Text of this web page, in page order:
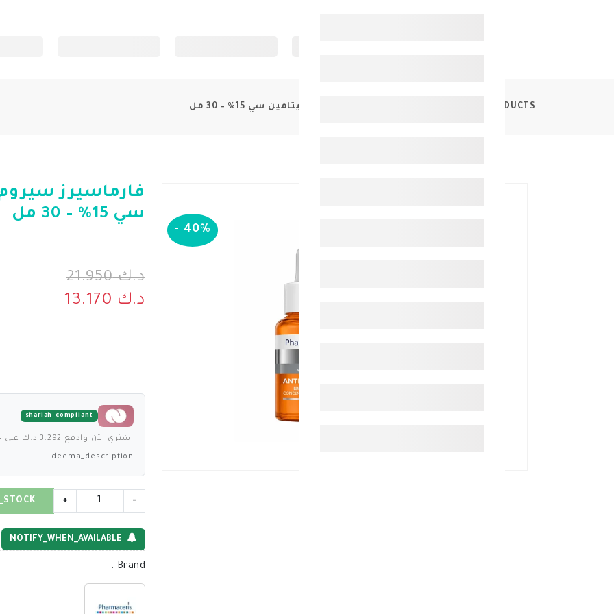
PRODUCTS فارماسيرز سيروم مضاد للأكسدة بفيتامين سي 15% – 30 مل
40%
-
فارماسيرز
سي 15% – 30 مل
د.ك 21.950
د.ك 13.170
shariah_compliant
اشتري الآن وادفع 3.292 د.ك على 4 دفعات بدون فوائد
deema_description
-
+
NOTIFY_WHEN_AVAILABLE
Brand
: